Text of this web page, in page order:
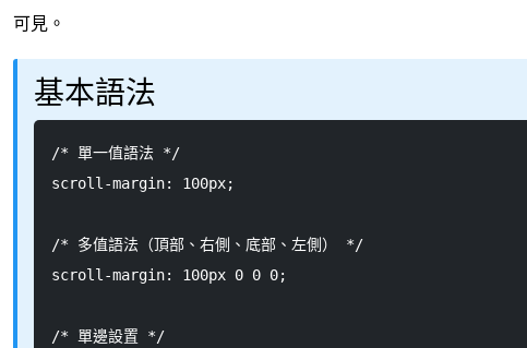
可見。
基本語法
/* 單一值語法 */
scroll-margin: 100px;
/* 多值語法（頂部、右側、底部、左側） */
scroll-margin: 100px 0 0 0;
/* 單邊設置 */